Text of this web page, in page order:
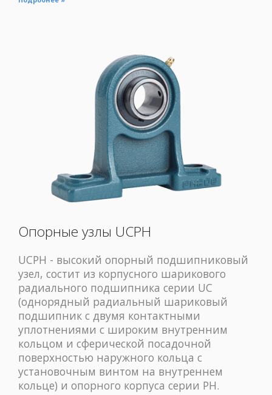
Опорные узлы UCPH
UCPH - высокий опорный подшипниковый
узел, состит из корпусного шарикового
радиального подшипника серии UC
(однорядный радиальный шариковый
подшипник с двумя контактными
уплотнениями с широким внутренним
кольцом и сферической посадочной
поверхностью наружного кольца с
установочным винтом на внутреннем
кольце) и опорного корпуса серии PH.